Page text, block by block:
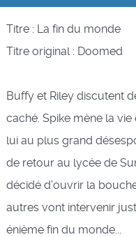
Titre : La fin du monde
Titre original : Doomed
Buffy et Riley discutent
caché. Spike mène la vie
lui au plus grand
de retour au lycée de
décidé d’ouvrir la
autres vont intervenir
énième fin du monde...